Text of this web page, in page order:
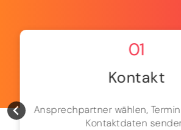
01
Kontakt
Ansprechpartner wählen,
Kontaktdaten